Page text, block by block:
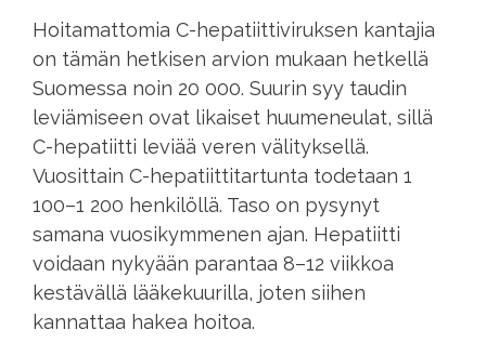
Hoitamattomia C-hepatiittiviruksen kantajia
on tämän hetkisen arvion mukaan hetkellä
Suomessa noin 20 000. Suurin syy taudin
leviämiseen ovat likaiset huumeneulat, sillä
C-hepatiitti leviää veren välityksellä.
Vuosittain C-hepatiittitartunta todetaan 1
100–1 200 henkilöllä. Taso on pysynyt
samana vuosikymmenen ajan. Hepatiitti
voidaan nykyään parantaa 8–12 viikkoa
kestävällä lääkekuurilla, joten siihen
kannattaa hakea hoitoa.